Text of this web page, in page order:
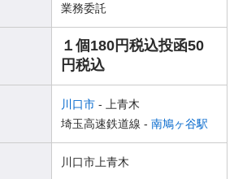
業務委託
１個180円税込投函50
円税込
川口市 - 上青木
埼玉高速鉄道線 - 南鳩ヶ谷駅
川口市上青木